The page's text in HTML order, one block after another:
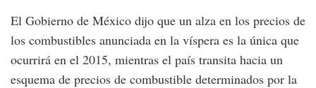
El Gobierno de México dijo que un alza en los precios de
los combustibles anunciada en la víspera es la única que
ocurrirá en el 2015, mientras el país transita hacia un
esquema de precios de combustible determinados por la